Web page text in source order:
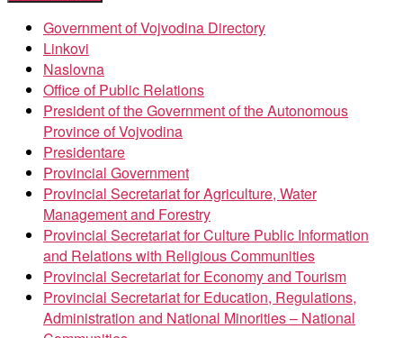
Government of Vojvodina Directory
Linkovi
Naslovna
Office of Public Relations
President of the Government of the Autonomous
Province of Vojvodina
Presidentare
Provincial Government
Provincial Secretariat for Agriculture, Water
Management and Forestry
Provincial Secretariat for Culture Public Information
and Relations with Religious Communities
Provincial Secretariat for Economy and Tourism
Provincial Secretariat for Education, Regulations,
Administration and National Minorities – National